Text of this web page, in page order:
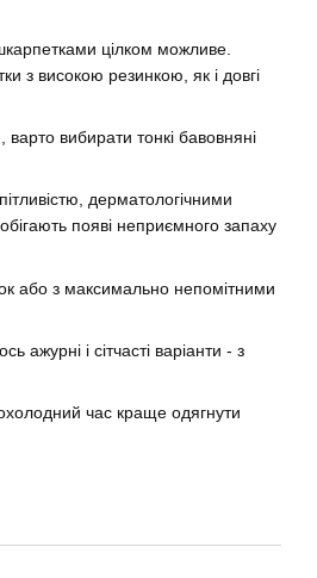
цілком можливе.
з високою резинкою, як і довгі
вибирати тонкі бавовняні
дерматологічними
появі неприємного запаху
або з максимально непомітними
і сітчасті варіанти - з
час краще одягнути